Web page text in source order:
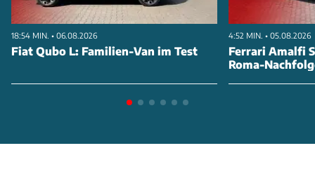
die 40 % größeren HD-Scheinwerfer und die
Innovation des beheizbaren Sicherheitsgurts mit 44
Grad Wärme. Im Interieur erwarten euch der
Superscreen mit größeren Kacheln, Teammeetings
per Kamera und das erweiterte
Personalisierung.
18:54 MIN. • 06.08.2026
Fiat Qubo L: Familien-Van im Test
4:52 MIN. • 05.08.2026
Ferrari Amalfi
Roma-